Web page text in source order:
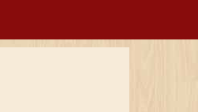
Toggle